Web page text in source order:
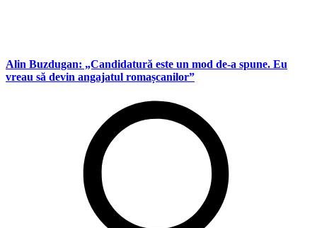
Alin Buzdugan: „Candidatură este un mod de-a spune. Eu
vreau să devin angajatul romașcanilor”